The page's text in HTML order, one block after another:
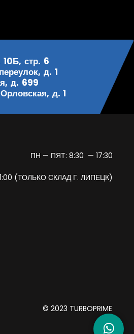
10Б, стр. 6
д. 1
д. 699
д. 1
ПН — ПЯТ: 8:30 — 17:30
(ТОЛЬКО СКЛАД Г. ЛИПЕЦК)
© 2023 TURBOPRIME